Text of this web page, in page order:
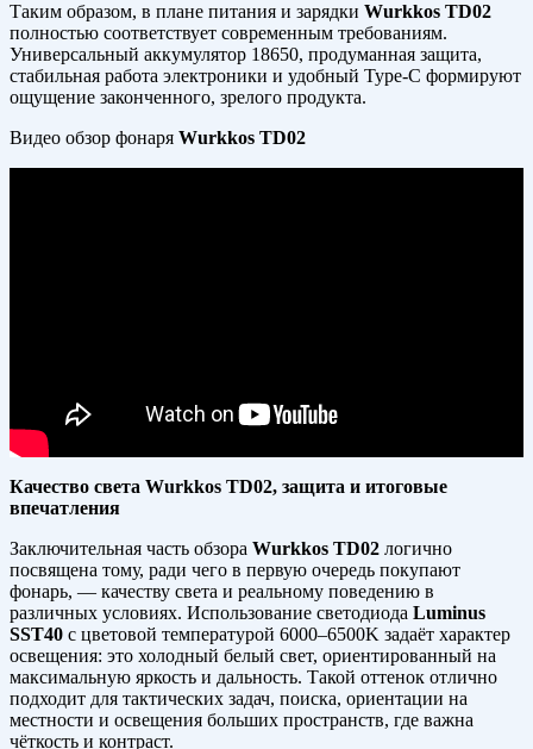
Таким образом, в плане питания и зарядки Wurkkos TD02
полностью соответствует современным требованиям.
Универсальный аккумулятор 18650, продуманная защита,
стабильная работа электроники и удобный Type-C формируют
ощущение законченного, зрелого продукта.
Видео обзор фонаря Wurkkos TD02
Качество света Wurkkos TD02, защита и итоговые
впечатления
Заключительная часть обзора Wurkkos TD02 логично
посвящена тому, ради чего в первую очередь покупают
фонарь, — качеству света и реальному поведению в
различных условиях. Использование светодиода Luminus
SST40 с цветовой температурой 6000–6500K задаёт характер
освещения: это холодный белый свет, ориентированный на
максимальную яркость и дальность. Такой оттенок отлично
подходит для тактических задач, поиска, ориентации на
местности и освещения больших пространств, где важна
чёткость и контраст.